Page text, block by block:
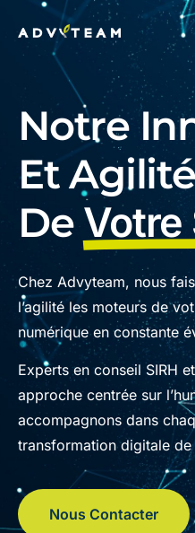
Notre
Et
De Votre
Chez Advyteam, nous
l’agilité les moteurs de
numérique en constante
Experts en conseil SIRH
approche centrée sur
accompagnons dans
transformation digitale
Nous Contacter